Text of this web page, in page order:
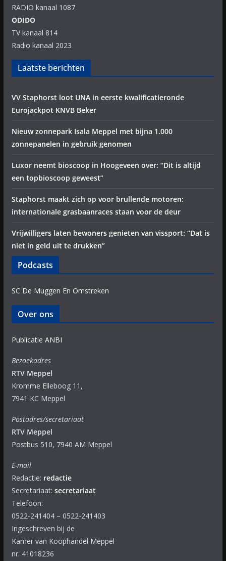
RADIO kanaal 1087
ODIDO
TV kanaal 814
Radio kanaal 2023
Laatste berichten
VV Staphorst loot UNA in eerste kwalificatieronde
Eurojackpot KNVB Beker
Nieuw zonnepark Isala Meppel met bijna 1.000
zonnepanelen in gebruik genomen
Luxor neemt bioscoop in Hoogeveen over: “Dit is altijd
een topbioscoop geweest”
Staphorst maakt zich op voor brullende motoren:
internationale grasbaanraces staan voor de deur
Vrijwilligers laten bewoners genieten van vissport: “Dat is
niet in geld uit te drukken”
Podcasts
SC De Muggen En Omstreken
Over ons
Publicatie ANBI
Bezoekadres
RTV Meppel
Kromme Elleboog 11,
7941 KC Meppel
Postadres/secretariaat
RTV Meppel
Postbus 510, 7940 AM Meppel
E-mail
Redactie: redactie
Secretariaat: secretariaat
Telefoon:
0522-241404 – 0522-241403
Ingeschreven bij de
Kamer van Koophandel Meppel
nr. 41018236